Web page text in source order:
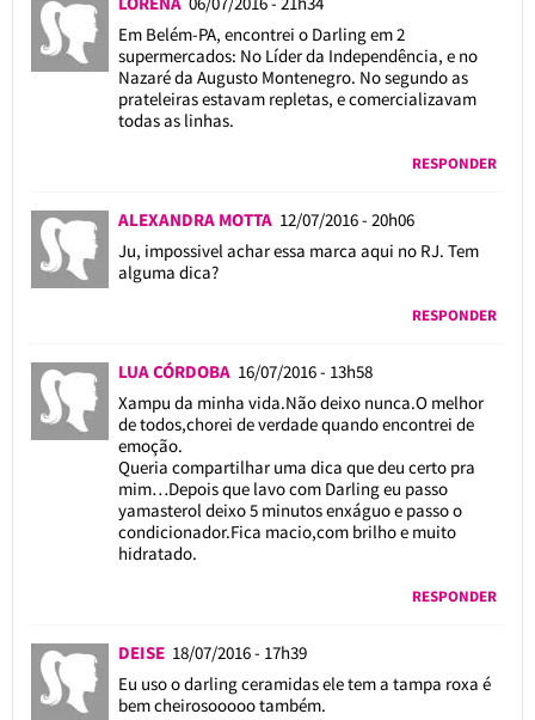
Em Belém-PA, encontrei o Darling em 2
supermercados: No Líder da Independência, e no
Nazaré da Augusto Montenegro. No segundo as
prateleiras estavam repletas, e comercializavam
todas as linhas.
RESPONDER
ALEXANDRA MOTTA 12/07/2016 - 20h06
Ju, impossivel achar essa marca aqui no RJ. Tem
alguma dica?
RESPONDER
LUA CÓRDOBA 16/07/2016 - 13h58
Xampu da minha vida.Não deixo nunca.O melhor
de todos,chorei de verdade quando encontrei de
emoção.
Queria compartilhar uma dica que deu certo pra
mim…Depois que lavo com Darling eu passo
yamasterol deixo 5 minutos enxáguo e passo o
condicionador.Fica macio,com brilho e muito
hidratado.
RESPONDER
DEISE 18/07/2016 - 17h39
Eu uso o darling ceramidas ele tem a tampa roxa é
bem cheirosooooo também.